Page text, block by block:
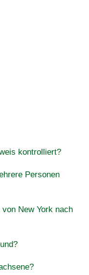
kontrolliert?
Personen
New York nach